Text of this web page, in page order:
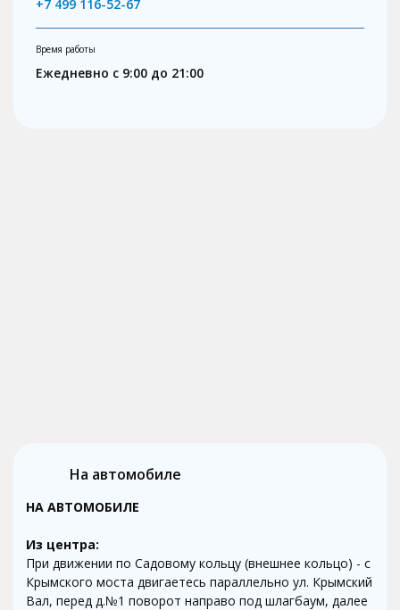
+7 499 116-52-67
Время работы
Ежедневно с 9:00 до 21:00
На автомобиле
НА АВТОМОБИЛЕ
Из центра:
При движении по Садовому кольцу (внешнее кольцо) - с
Крымского моста двигаетесь параллельно ул. Крымский
Вал, перед д.№1 поворот направо под шлагбаум, далее